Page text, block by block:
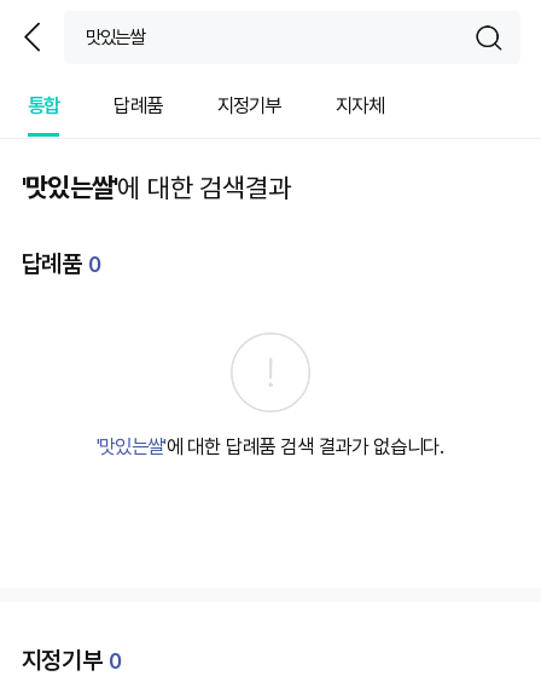
뒤
통합 답례품 지정기부 지자체
'맛있는쌀'에 대한 검색결과
답례품 0
'맛있는쌀'에 대한 답례품 검색 결과가 없습니다.
지정기부 0